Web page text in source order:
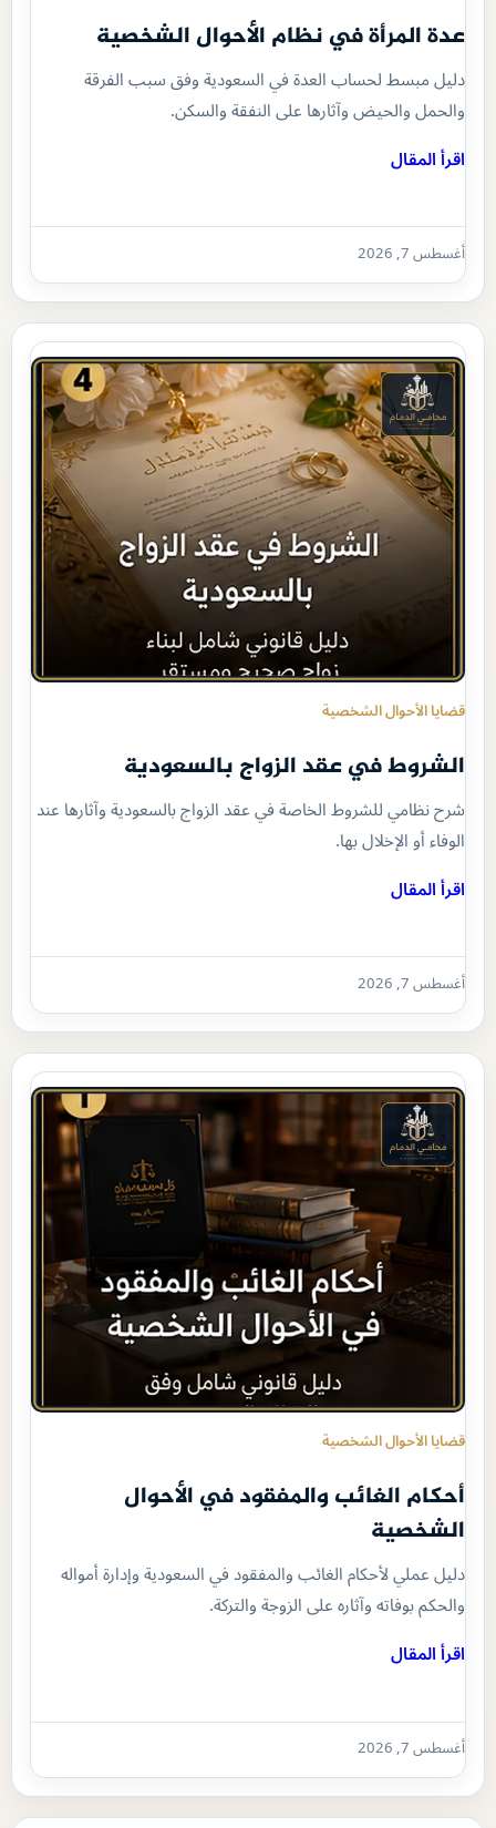
عدة المرأة في نظام الأحوال الشخصية
دليل مبسط لحساب العدة في السعودية وفق سبب الفرقة
والحمل والحيض وآثارها على النفقة والسكن.
اقرأ المقال
أغسطس 7, 2026
قضايا الأحوال الشخصية
الشروط في عقد الزواج بالسعودية
شرح نظامي للشروط الخاصة في عقد الزواج بالسعودية وآثارها عند
الوفاء أو الإخلال بها.
اقرأ المقال
أغسطس 7, 2026
قضايا الأحوال الشخصية
أحكام الغائب والمفقود في الأحوال
الشخصية
دليل عملي لأحكام الغائب والمفقود في السعودية وإدارة أمواله
والحكم بوفاته وآثاره على الزوجة والتركة.
اقرأ المقال
أغسطس 7, 2026